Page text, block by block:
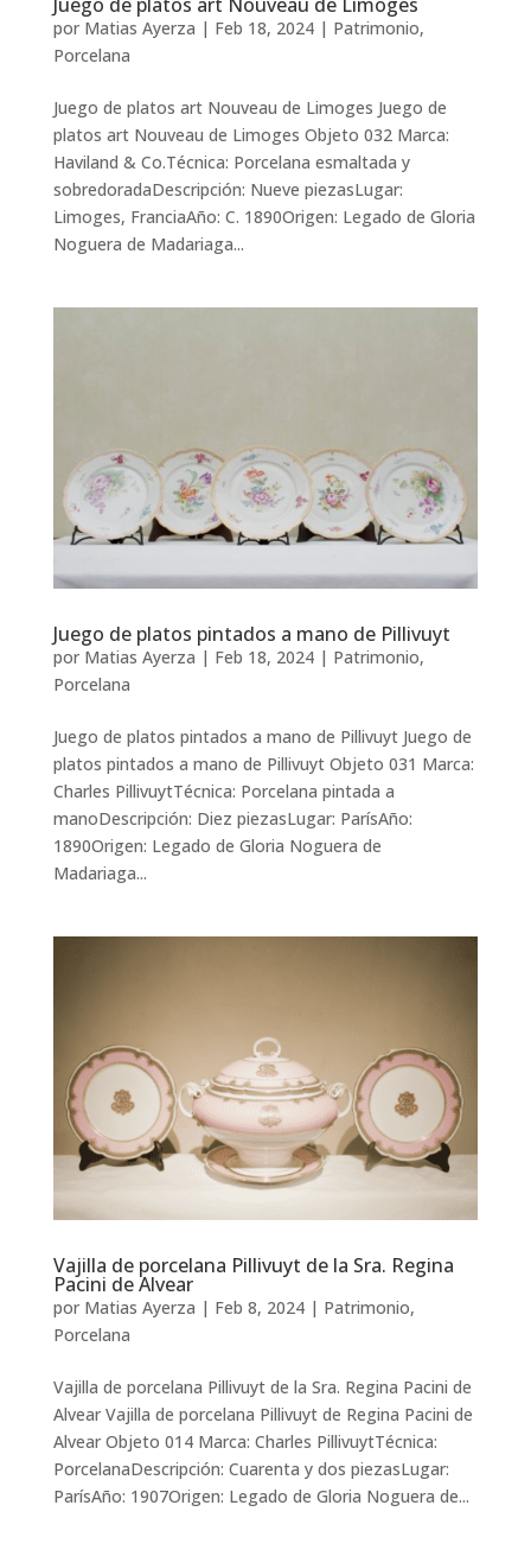
por Matias Ayerza | Feb 18, 2024| Patrimonio,
Porcelana
Juego de platos art Nouveau de Limoges Juego de
platos art Nouveau de Limoges Objeto 032 Marca:
Haviland & Co.Técnica: Porcelana esmaltada y
sobredoradaDescripción: Nueve piezasLugar:
Limoges, FranciaAño: C. 1890Origen: Legado de Gloria
Noguera de Madariaga...
Juego de platos pintados a mano de Pillivuyt
por Matias Ayerza | Feb 18, 2024| Patrimonio,
Porcelana
Juego de platos pintados a mano de Pillivuyt Juego de
platos pintados a mano de Pillivuyt Objeto 031 Marca:
Charles PillivuytTécnica: Porcelana pintada a
manoDescripción: Diez piezasLugar: ParísAño:
1890Origen: Legado de Gloria Noguera de
Madariaga...
Vajilla de porcelana Pillivuyt de la Sra. Regina
Pacini de Alvear
por Matias Ayerza | Feb 8, 2024| Patrimonio,
Porcelana
Vajilla de porcelana Pillivuyt de la Sra. Regina Pacini de
Alvear Vajilla de porcelana Pillivuyt de Regina Pacini de
Alvear Objeto 014 Marca: Charles PillivuytTécnica:
PorcelanaDescripción: Cuarenta y dos piezasLugar:
ParísAño: 1907Origen: Legado de Gloria Noguera de...